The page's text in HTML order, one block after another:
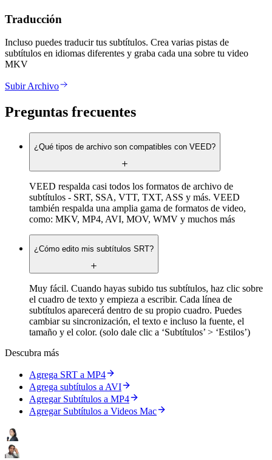
Traducción
Incluso puedes traducir tus subtítulos. Crea varias pistas de
subtítulos en idiomas diferentes y graba cada una sobre tu video
MKV
Subir Archivo
Preguntas frecuentes
¿Qué tipos de archivo son compatibles con VEED?
VEED respalda casi todos los formatos de archivo de
subtítulos - SRT, SSA, VTT, TXT, ASS y más. VEED
también respalda una amplia gama de formatos de video,
como: MKV, MP4, AVI, MOV, WMV y muchos más
¿Cómo edito mis subtítulos SRT?
Muy fácil. Cuando hayas subido tus subtítulos, haz clic sobre
el cuadro de texto y empieza a escribir. Cada línea de
subtítulos aparecerá dentro de su propio cuadro. Puedes
cambiar su sincronización, el texto e incluso la fuente, el
tamaño y el color. (solo dale clic a ‘Subtítulos’ > ‘Estilos’)
Descubra más
Agrega SRT a MP4
Agrega subtítulos a AVI
Agregar Subtítulos a MP4
Agregar Subtítulos a Videos Mac